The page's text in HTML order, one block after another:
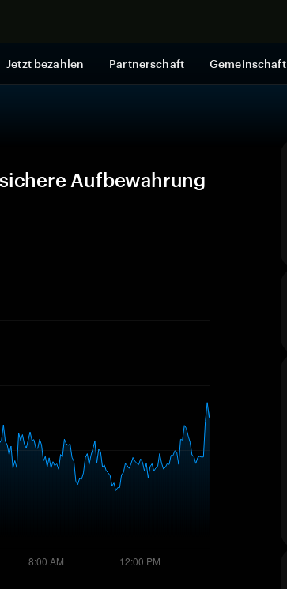
Jetzt bezahlen Partnerschaft Gemeinschaft
Aufbewahrung